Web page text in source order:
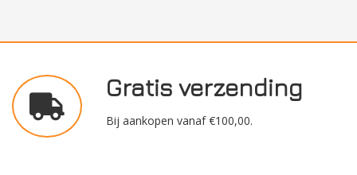
Gratis verzending
Bij aankopen vanaf €100,00.